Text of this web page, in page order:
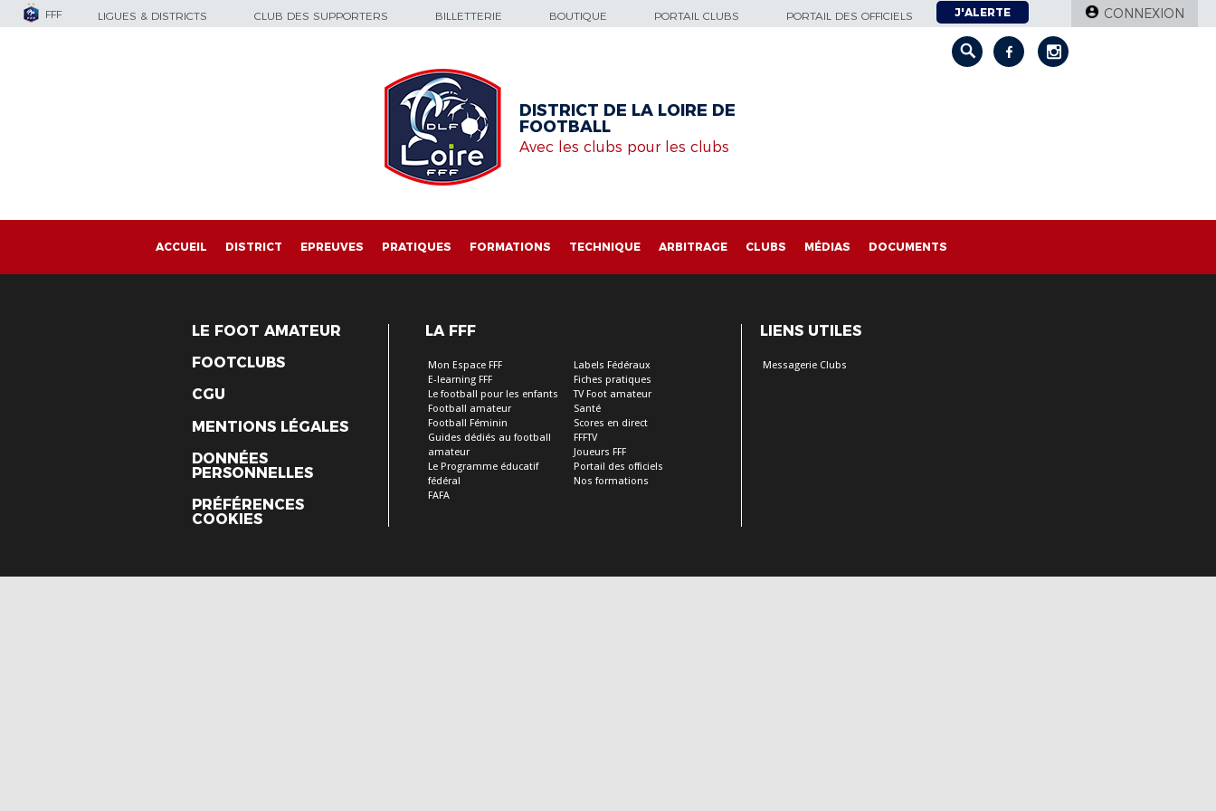
FFF LIGUES & DISTRICTS CLUB DES SUPPORTERS BILLETTERIE BOUTIQUE PORTAIL CLUBS PORTAIL DES OFFICIELS J'ALERTE CONNEXION
DISTRICT DE LA LOIRE DE
FOOTBALL
Avec les clubs pour les clubs
ACCUEIL DISTRICT EPREUVES PRATIQUES FORMATIONS TECHNIQUE ARBITRAGE CLUBS MÉDIAS DOCUMENTS
LE FOOT AMATEUR
FOOTCLUBS
CGU
MENTIONS LÉGALES
DONNÉES
PERSONNELLES
PRÉFÉRENCES
COOKIES
LA FFF
Mon Espace FFF
E-learning FFF
Le football pour les enfants
Football amateur
Football Féminin
Guides dédiés au football
amateur
Le Programme éducatif
fédéral
FAFA
Labels Fédéraux
Fiches pratiques
TV Foot amateur
Santé
Scores en direct
FFFTV
Joueurs FFF
Portail des officiels
Nos formations
LIENS UTILES
Messagerie Clubs